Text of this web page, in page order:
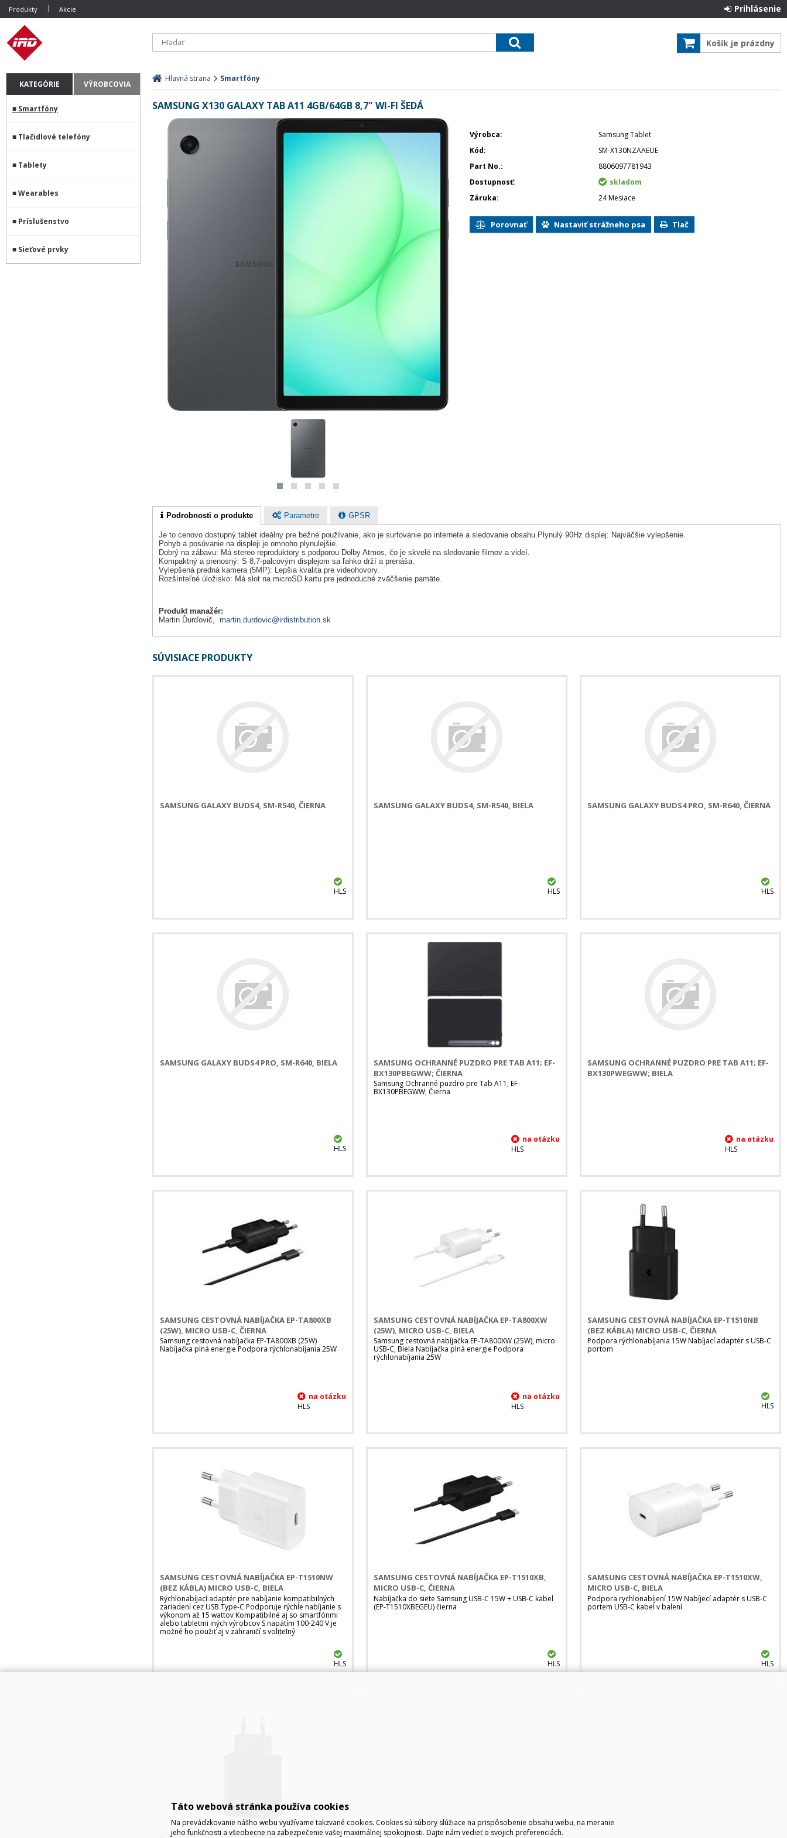
Produkty Akcie Prihlásenie
Košík je prázdny
KATEGÓRIE VÝROBCOVIA
Smartfóny
Tlačidlové telefóny
Tablety
Wearables
Príslušenstvo
Sieťové prvky
Hlavná strana Smartfóny
SAMSUNG X130 GALAXY TAB A11 4GB/64GB 8,7" WI-FI ŠEDÁ
Výrobca
Samsung Tablet
Kód
SM-X130NZAAEUE
Part No.
8806097781943
Dostupnosť
skladom
Záruka
24 Mesiace
Porovnať Nastaviť strážneho psa Tlač
Podrobnosti o produkte Parametre GPSR
Je to cenovo dostupný tablet ideálny pre bežné používanie, ako je surfovanie po internete a sledovanie obsahu.Plynulý 90Hz displej: Najväčšie vylepšenie.
Pohyb a posúvanie na displeji je omnoho plynulejšie.
Dobrý na zábavu: Má stereo reproduktory s podporou Dolby Atmos, čo je skvelé na sledovanie filmov a videí.
Kompaktný a prenosný: S 8,7-palcovým displejom sa ľahko drží a prenáša.
Vylepšená predná kamera (5MP): Lepšia kvalita pre videohovory.
Rozšíriteľné úložisko: Má slot na microSD kartu pre jednoduché zväčšenie pamäte.
Produkt manažér:
Martin Ďurďovič, martin.durdovic@irdistribution.sk
SÚVISIACE PRODUKTY
SAMSUNG GALAXY BUDS4, SM-R540, ČIERNA
HLS
SAMSUNG GALAXY BUDS4, SM-R540, BIELA
HLS
SAMSUNG GALAXY BUDS4 PRO, SM-R640, ČIERNA
HLS
SAMSUNG GALAXY BUDS4 PRO, SM-R640, BIELA
HLS
SAMSUNG OCHRANNÉ PUZDRO PRE TAB A11; EF-
BX130PBEGWW; ČIERNA
Samsung Ochranné puzdro pre Tab A11; EF-
BX130PBEGWW; Čierna
HLS
SAMSUNG OCHRANNÉ PUZDRO PRE TAB A11; EF-
BX130PWEGWW; BIELA
HLS
SAMSUNG CESTOVNÁ NABÍJAČKA EP-TA800XB
(25W), MICRO USB-C, ČIERNA
Samsung cestovná nabíjačka EP-TA800XB (25W)
Nabíjačka plná energie Podpora rýchlonabíjania 25W
HLS
SAMSUNG CESTOVNÁ NABÍJAČKA EP-TA800XW
(25W), MICRO USB-C, BIELA
Samsung cestovná nabíjačka EP-TA800XW (25W), micro
USB-C, Biela Nabíjačka plná energie Podpora
rýchlonabíjania 25W
HLS
SAMSUNG CESTOVNÁ NABÍJAČKA EP-T1510NB
(BEZ KÁBLA) MICRO USB-C, ČIERNA
Podpora rýchlonabíjania 15W Nabíjací adaptér s USB-C
portom
HLS
SAMSUNG CESTOVNÁ NABÍJAČKA EP-T1510NW
(BEZ KÁBLA) MICRO USB-C, BIELA
Rýchlonabíjací adaptér pre nabíjanie kompatibilných
zariadení cez USB Type-C Podporuje rýchle nabíjanie s
výkonom až 15 wattov Kompatibilné aj so smartfónmi
alebo tabletmi iných výrobcov S napätím 100-240 V je
možné ho použiť aj v zahraničí s voliteľný
HLS
SAMSUNG CESTOVNÁ NABÍJAČKA EP-T1510XB,
MICRO USB-C, ČIERNA
Nabíjačka do siete Samsung USB-C 15W + USB-C kabel
(EP-T1510XBEGEU) čierna
HLS
SAMSUNG CESTOVNÁ NABÍJAČKA EP-T1510XW,
MICRO USB-C, BIELA
Podpora rychlonabíjení 15W Nabíjecí adaptér s USB-C
portem USB-C kabel v balení
HLS
SAMSUNG CESTOVNÁ NABÍJAČKA EP-
Táto webová stránka používa cookies
Na prevádzkovanie nášho webu využívame takzvané cookies. Cookies sú súbory slúžiace na prispôsobenie obsahu webu, na meranie
jeho funkčnosti a všeobecne na zabezpečenie vašej maximálnej spokojnosti. Dajte nám vedieť o svojich preferenciách.